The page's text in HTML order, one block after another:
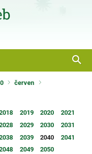
červen
2019 2020
2021
2029 2030
2031
2039 2040
2041
2049 2050